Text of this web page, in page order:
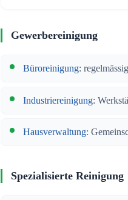
Gewerbereinigung
Büroreinigung:
Industriereinigung:
Hausverwaltung:
Spezialisierte Reinigung